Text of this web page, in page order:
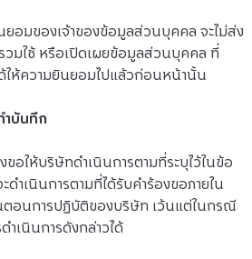
อมของเจ้าของข้อมูลส่วนบุคคล จะไม่ส่ง
วมใช้ หรือเปิดเผยข้อมูลส่วนบุคคล ที่
ให้ความยินยอมไปแล้วก่อนหน้านั้น
ำบันทึก
อให้บริษัทดำเนินการตามที่ระบุไว้ในข้อ
ำเนินการตามที่ได้รับคำร้องขอภายใน
ตอนการปฏิบัติของบริษัท เว้นแต่ในกรณี
เนินการดังกล่าวได้